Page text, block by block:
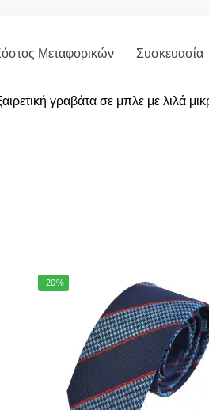
Μεταφορικών Συσκευασία
γραβάτα σε μπλε με λιλά
-20%